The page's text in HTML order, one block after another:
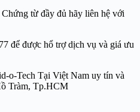
từ đầy đủ hãy liên hệ với
để được hổ trợ dịch vụ và giá ưu
o-Tech Tại Việt Nam uy tín và
Tràm, Tp.HCM